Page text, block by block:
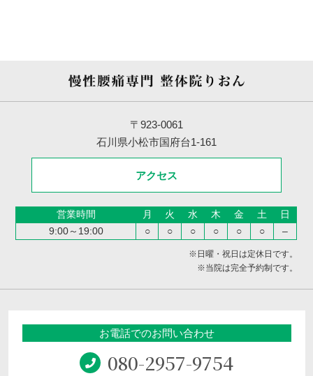
〒923-0061
石川県小松市国府台1-161
アクセス
営業時間 月 火 水 木 金 土
日
9:00～19:00
○ ○ ○ ○ ○ ○ –
※日曜・祝日は定休日です。
※当院は完全予約制です。
お電話でのお問い合わせ
080-2957-9754